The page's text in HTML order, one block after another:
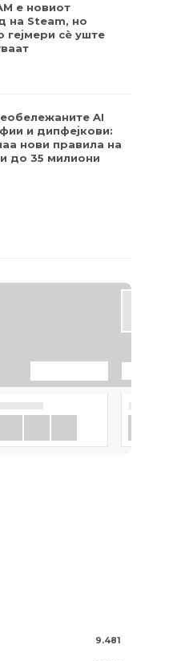
вештачка
8 години
е новиот
на Steam, но
гејмери ​​сè уште
AI
и дипфејкови:
нови правила на
до 35 милиони
9.481